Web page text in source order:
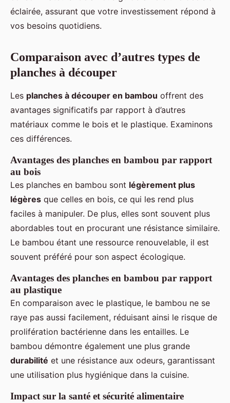
éclairée, assurant que votre investissement répond à
vos besoins quotidiens.
Comparaison avec d’autres types de
planches à découper
Les planches à découper en bambou offrent des
avantages significatifs par rapport à d’autres
matériaux comme le bois et le plastique. Examinons
ces différences.
Avantages des planches en bambou par rapport
au bois
Les planches en bambou sont légèrement plus
légères que celles en bois, ce qui les rend plus
faciles à manipuler. De plus, elles sont souvent plus
abordables tout en procurant une résistance similaire.
Le bambou étant une ressource renouvelable, il est
souvent préféré pour son aspect écologique.
Avantages des planches en bambou par rapport
au plastique
En comparaison avec le plastique, le bambou ne se
raye pas aussi facilement, réduisant ainsi le risque de
prolifération bactérienne dans les entailles. Le
bambou démontre également une plus grande
durabilité et une résistance aux odeurs, garantissant
une utilisation plus hygiénique dans la cuisine.
Impact sur la santé et sécurité alimentaire